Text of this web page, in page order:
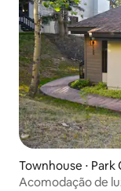
Townhouse ⋅ Park
Acomodação de